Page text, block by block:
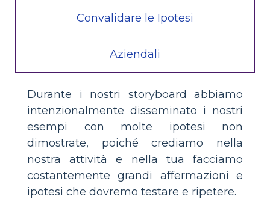
Convalidare le Ipotesi
Aziendali
Durante i nostri storyboard abbiamo
intenzionalmente disseminato i nostri
esempi con molte ipotesi non
dimostrate, poiché crediamo nella
nostra attività e nella tua facciamo
costantemente grandi affermazioni e
ipotesi che dovremo testare e ripetere.